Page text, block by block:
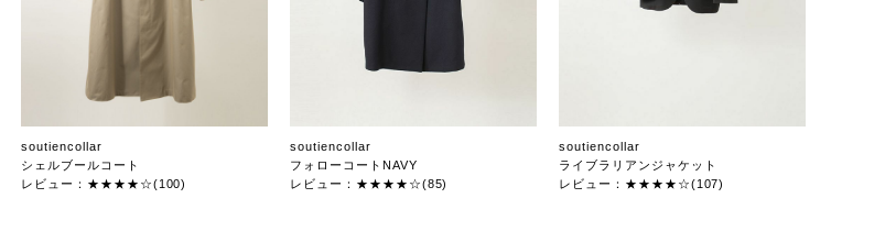
soutiencollar
シェルブールコート
レビュー：★★★★☆(100)
soutiencollar
フォローコートNAVY
レビュー：★★★★☆(85)
soutiencollar
ライブラリアンジャケット
レビュー：★★★★☆(107)